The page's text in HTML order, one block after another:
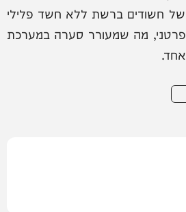
של חשודים ברשת ללא חשד פלילי
מה שמעורר סערה במערכת